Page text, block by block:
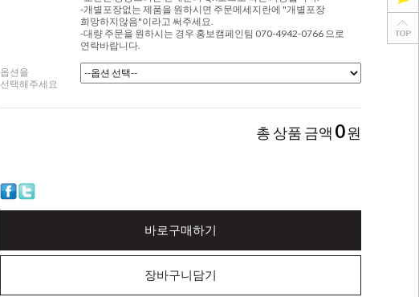
-개별포장없는 제품을 원하시면 주문메세지란에 "개별포장
희망하지않음"이라고 써주세요.
-대량 주문을 원하시는 경우 홍보캠페인팀 070-4942-0766 으로
연락바랍니다.
옵션을
선택해주세요
총 상품 금액 0원
바로구매하기
장바구니담기